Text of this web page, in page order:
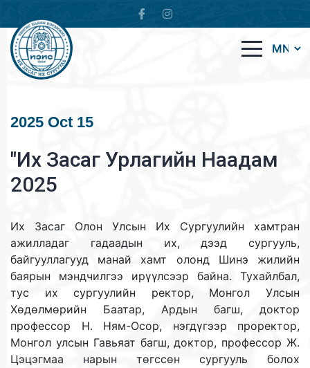
2025 Oct 15
"Их Засаг Урлагийн Наадам
2025
Их Засаг Олон Улсын Их Сургуулийн хамтран
ажилладаг гадаадын их, дээд сургууль,
байгууллагууд манай хамт олонд Шинэ жилийн
баярын мэндчилгээ ирүүлсээр байна. Тухайлбал,
тус их сургуулийн ректор, Монгол Улсын
Хөдөлмөрийн Баатар, Ардын багш, доктор
профессор Н. Ням-Осор, нэгдүгээр проректор,
Монгол улсын Гавьяат багш, доктор, профессор Ж.
Цэцэгмаа нарын төгссөн сургууль болох